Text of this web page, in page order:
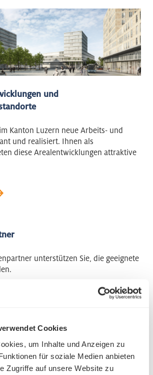
Cookies
um Inhalte und Anzeigen zu
für soziale Medien anbieten
Zugriffe auf unsere Website zu
und
Kanton Luzern neue Arbeits- und
und realisiert. Ihnen als
diese Arealentwicklungen attraktive
unterstützen Sie, die geeignete